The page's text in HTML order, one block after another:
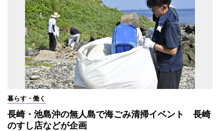
暮らす・働く
長崎・池島沖の無人島で海ごみ清掃イベント 長崎
のすし店などが企画